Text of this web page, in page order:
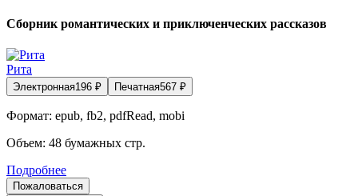
Сборник романтических и приключенческих рассказов
Рита
Электронная196 ₽ Печатная567 ₽
Формат: epub, fb2, pdfRead, mobi
Объем: 48 бумажных стр.
Подробнее
Пожаловаться